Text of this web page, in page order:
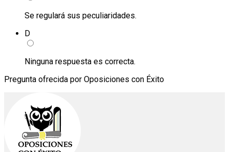
Se regulará sus peculiaridades.
D
Ninguna respuesta es correcta.
Pregunta ofrecida por Oposiciones con Éxito